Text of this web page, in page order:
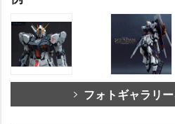
フォトギャラリ